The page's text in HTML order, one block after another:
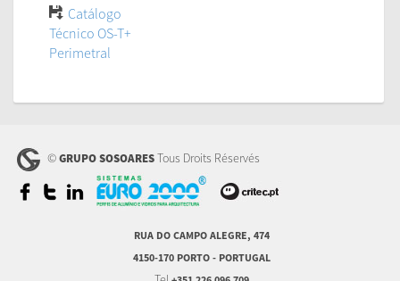
Catálogo
Técnico OS-T+
Perimetral
©GRUPO SOSOARESTous Droits Réservés
RUA DO CAMPO ALEGRE, 474
4150-170 PORTO - PORTUGAL